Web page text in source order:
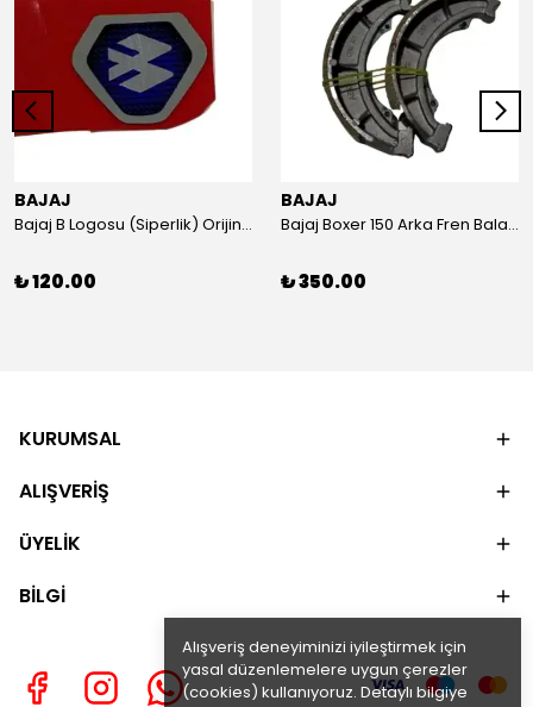
Alışveriş deneyiminizi iyileştirmek için
yasal düzenlemelere uygun çerezler
(cookies) kullanıyoruz. Detaylı bilgiye
BAJAJ
Bajaj B Logosu (Siperlik) Orijinal
₺ 120.00
BAJAJ
Bajaj Boxer 150 Arka Fren Balatası Orijinal
₺ 350.00
KURUMSAL
ALIŞVERİŞ
ÜYELİK
BİLGİ